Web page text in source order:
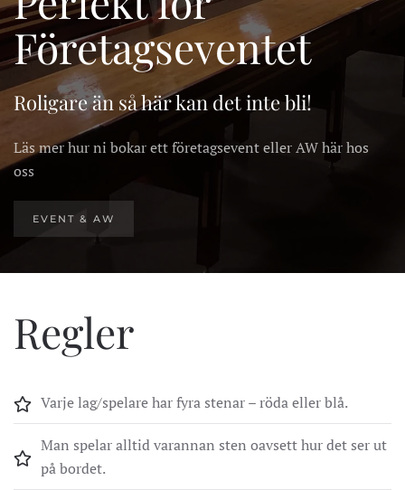
Företagseventet
Roligare än så här kan det inte bli!
Läs mer hur ni bokar ett företagsevent eller AW här hos
oss
EVENT & AW
Regler
Varje lag/spelare har fyra stenar – röda eller blå.
Man spelar alltid varannan sten oavsett hur det ser ut
på bordet.